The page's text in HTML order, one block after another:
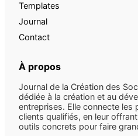
Templates
Journal
Contact
À propos
Journal de la Création des
dédiée à la création et au
entreprises. Elle connecte les
clients qualifiés, en leur
outils concrets pour faire